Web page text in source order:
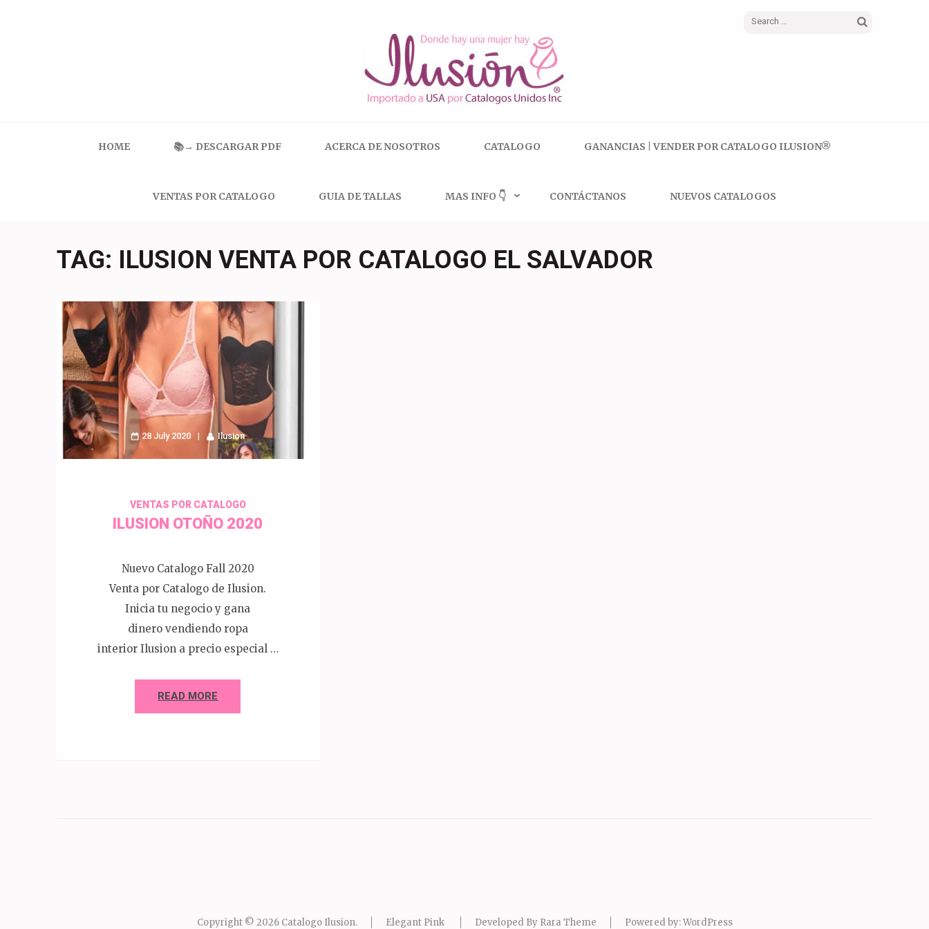
Search
HOME 📚→ DESCARGAR PDF ACERCA DE NOSOTROS CATALOGO GANANCIAS | VENDER POR CATALOGO ILUSION®
VENTAS POR CATALOGO GUIA DE TALLAS MAS INFO 👇 CONTÁCTANOS NUEVOS CATALOGOS
TAG: ILUSION VENTA POR CATALOGO EL SALVADOR
28 July 2020 Ilusion
VENTAS POR CATALOGO
ILUSION OTOÑO 2020
Nuevo Catalogo Fall 2020
Venta por Catalogo de Ilusion.
Inicia tu negocio y gana
dinero vendiendo ropa
interior Ilusion a precio especial …
READ MORE
Copyright © 2026 Catalogo Ilusion. Elegant Pink Developed By Rara Theme Powered by:WordPress